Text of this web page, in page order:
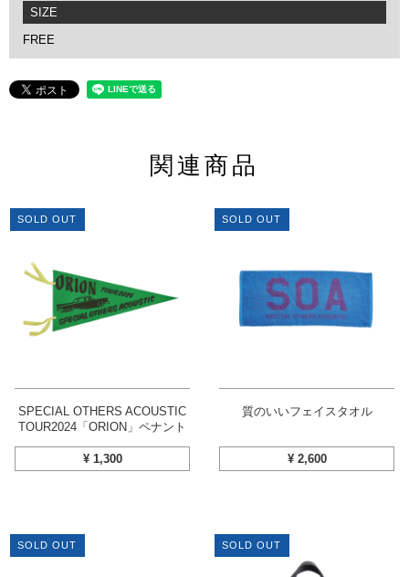
SIZE
FREE
関連商品
SOLD OUT
SPECIAL OTHERS ACOUSTIC
TOUR2024「ORION」ペナント
¥ 1,300
SOLD OUT
質のいいフェイスタオル
¥ 2,600
SOLD OUT SOLD OUT